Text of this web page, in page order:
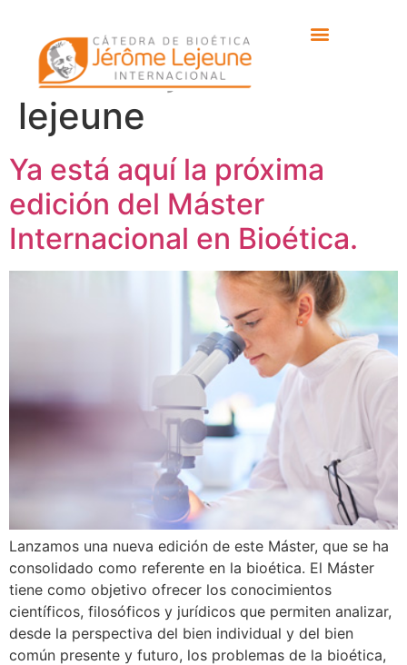
Etiqueta: cátedra
bioética jérôme
lejeune
Ya está aquí la próxima
edición del Máster
Internacional en Bioética.
Lanzamos una nueva edición de este Máster, que se ha
consolidado como referente en la bioética. El Máster
tiene como objetivo ofrecer los conocimientos
científicos, filosóficos y jurídicos que permiten analizar,
desde la perspectiva del bien individual y del bien
común presente y futuro, los problemas de la bioética,